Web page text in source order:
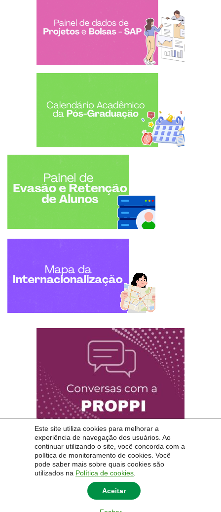
Este site utiliza cookies para melhorar a
experiência de navegação dos usuários. Ao
continuar utilizando o site, você concorda com a
política de monitoramento de cookies. Você
pode saber mais sobre quais cookies são
utilizados na Política de cookies
Aceitar